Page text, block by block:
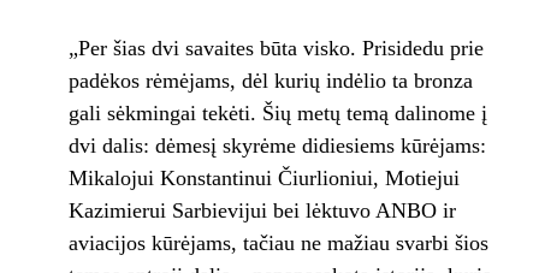
„Per šias dvi savaites būta visko. Prisidedu prie
padėkos rėmėjams, dėl kurių indėlio ta bronza
gali sėkmingai tekėti. Šių metų temą dalinome į
dvi dalis: dėmesį skyrėme didiesiems kūrėjams:
Mikalojui Konstantinui Čiurlioniui, Motiejui
Kazimierui Sarbievijui bei lėktuvo ANBO ir
aviacijos kūrėjams, tačiau ne mažiau svarbi šios